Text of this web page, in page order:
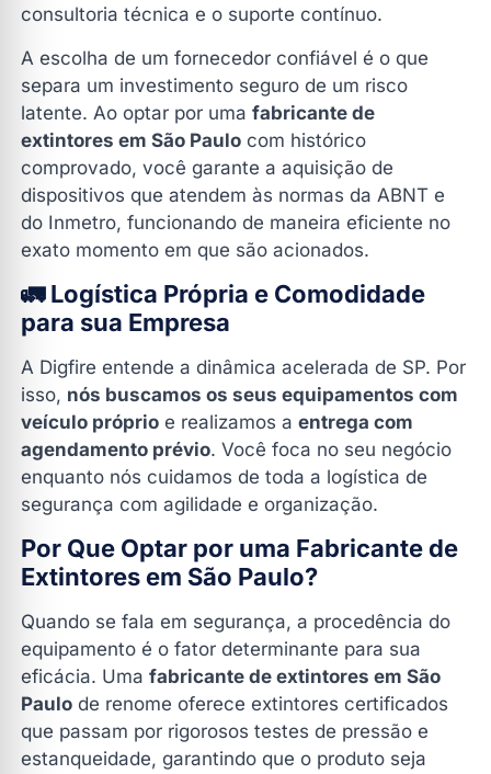
Como funciona a coleta e entrega dos extintores em
Qual a importância da certificação Inmetro para o
Conclusão: Proteja seu Negócio com a Dig Fire
Extintores
Faça seu Orçamento
consultoria técnica e o suporte contínuo.
A escolha de um fornecedor confiável é o que
separa um investimento seguro de um risco
latente. Ao optar por uma fabricante de
extintores em São Paulo com histórico
comprovado, você garante a aquisição de
dispositivos que atendem às normas da ABNT e
do Inmetro, funcionando de maneira eficiente no
exato momento em que são acionados.
🚛 Logística Própria e Comodidade
para sua Empresa
A Digfire entende a dinâmica acelerada de SP. Por
isso, nós buscamos os seus equipamentos com
veículo próprio e realizamos a entrega com
agendamento prévio. Você foca no seu negócio
enquanto nós cuidamos de toda a logística de
segurança com agilidade e organização.
Por Que Optar por uma Fabricante de
Extintores em São Paulo?
Quando se fala em segurança, a procedência do
equipamento é o fator determinante para sua
eficácia. Uma fabricante de extintores em São
Paulo de renome oferece extintores certificados
que passam por rigorosos testes de pressão e
estanqueidade, garantindo que o produto seja